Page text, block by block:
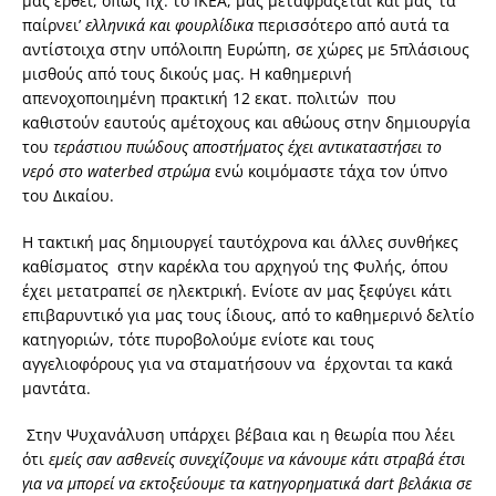
παίρνει’ ελληνικά και φουρλίδικα περισσότερο από αυτά τα
αντίστοιχα στην υπόλοιπη Ευρώπη, σε χώρες με 5πλάσιους
μισθούς από τους δικούς μας. Η καθημερινή
απενοχοποιημένη πρακτική 12 εκατ. πολιτών που
καθιστούν εαυτούς αμέτοχους και αθώους στην δημιουργία
του τεράστιου πυώδους αποστήματος έχει αντικαταστήσει το
νερό στο waterbed στρώμα ενώ κοιμόμαστε τάχα τον ύπνο
του Δικαίου.
H τακτική μας δημιουργεί ταυτόχρονα και άλλες συνθήκες
καθίσματος στην καρέκλα του αρχηγού της Φυλής, όπου
έχει μετατραπεί σε ηλεκτρική. Ενίοτε αν μας ξεφύγει κάτι
επιβαρυντικό για μας τους ίδιους, από το καθημερινό δελτίο
κατηγοριών, τότε πυροβολούμε ενίοτε και τους
αγγελιοφόρους για να σταματήσουν να έρχονται τα κακά
μαντάτα.
Στην Ψυχανάλυση υπάρχει βέβαια και η θεωρία που λέει
ότι εμείς σαν ασθενείς συνεχίζουμε να κάνουμε κάτι στραβά έτσι
για να μπορεί να εκτοξεύουμε τα κατηγορηματικά dart βελάκια σε